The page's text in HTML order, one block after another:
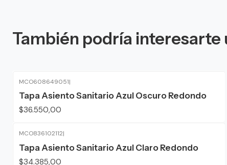
También podría interesarte
MCO608649051|
Tapa Asiento Sanitario Azul Oscuro Redondo
$36.550,00
MCO836102112|
Tapa Asiento Sanitario Azul Claro Redondo
$34.385,00